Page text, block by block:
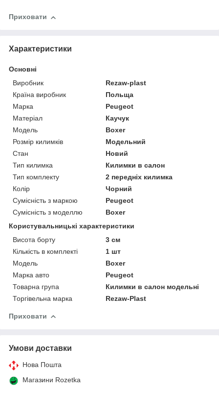
Приховати
Характеристики
Основні
Виробник
Rezaw-plast
Країна виробник
Польща
Марка
Peugeot
Матеріал
Каучук
Модель
Boxer
Розмір килимків
Модельний
Стан
Новий
Тип килимка
Килимки в салон
Тип комплекту
2 передніх килимка
Колір
Чорний
Сумісність з маркою
Peugeot
Сумісність з моделлю
Boxer
Користувальницькі характеристики
Висота борту
3 см
Кількість в комплекті
1 шт
Мoдель
Boxer
Марка авто
Peugeot
Товарна група
Килимки в салон модельні
Торгівельна марка
Rezaw-Plast
Приховати
Умови доставки
Нова Пошта
Магазини Rozetka